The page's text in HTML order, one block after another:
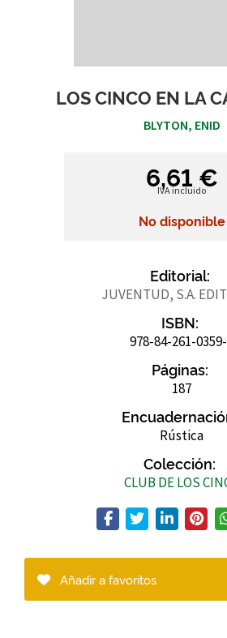
LOS CINCO EN LA
BLYTON, ENID
6,61 €
IVA incluido
No disponible
Editorial:
JUVENTUD, S.A.
ISBN:
978-84-261-
Páginas:
187
Rústica
Colección:
CLUB DE LOS
Añadir a favoritos